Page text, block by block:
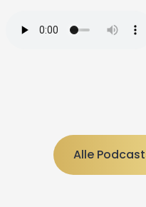
Alle